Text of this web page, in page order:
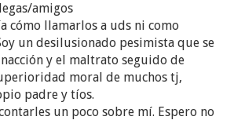
amigos
cómo llamarlos a uds ni como
un desilusionado pesimista que se
y el maltrato seguido de
moral de muchos tj,
padre y tíos.
un poco sobre mí. Espero no